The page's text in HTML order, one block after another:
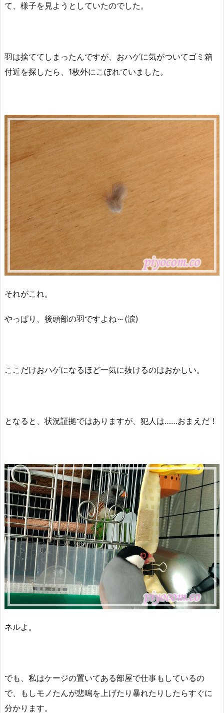
て、様子を見ようとしていたのでした。
羽は捨ててしまったんですが、おハゲに気がついてゴミ箱
付近を探したら、1枚外にこぼれていました。
それがこれ。
やっぱり、後頭部の羽ですよね～(涙)
ここだけおハゲになるほど一気に抜けるのはおかしい。
となると、状況証拠ではありますが、犯人は……おまえだ！
ネルよ。
でも、私はケージの置いてある部屋で仕事もしているの
で、もしモノたんが悲鳴を上げたり暴れたりしたらすぐに
分かります。